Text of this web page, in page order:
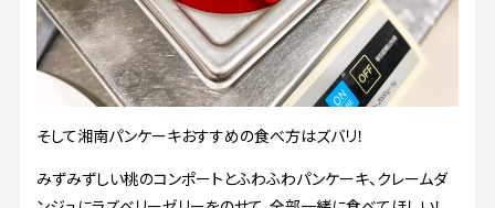
そして湘南パンケーキおすすめの食べ方はズバリ！
みずみずしい桃のコンポートとふわふわパンケーキ、クレームダ